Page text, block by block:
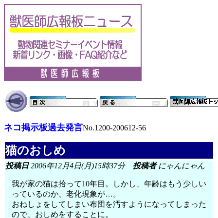
ネコ掲示板過去発言No.1200-200612-56
猫のおしめ
投稿日2006年12月4日(月)15時37分 投稿者にゃんにゃん
我が家の猫は拾って10年目。しかし、年齢はもう少しい
っているのか、老化現象が…。
おねしょをしてしまい布団を汚すようになってしまった
ので、おしめをすることに。